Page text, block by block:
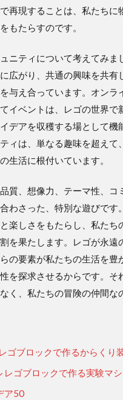
再現することは、私たちに
もたらすのです。
ニティについて考えてみま
広がり、共通の興味を共有
与え合っています。オンラ
イベントは、レゴの世界で
デアを収穫する場として機
ィは、単なる趣味を超えて
生活に根付いています。
質、想像力、テーマ性、コ
わさった、特別な遊びです
楽しさをもたらし、私たち
を果たします。レゴが永遠
の要素が私たちの生活を豊
を探求させるからです。そ
く、私たちの冒険の仲間な
ゴブロックで作るからくり
レゴブロックで作る実験マ
ア50